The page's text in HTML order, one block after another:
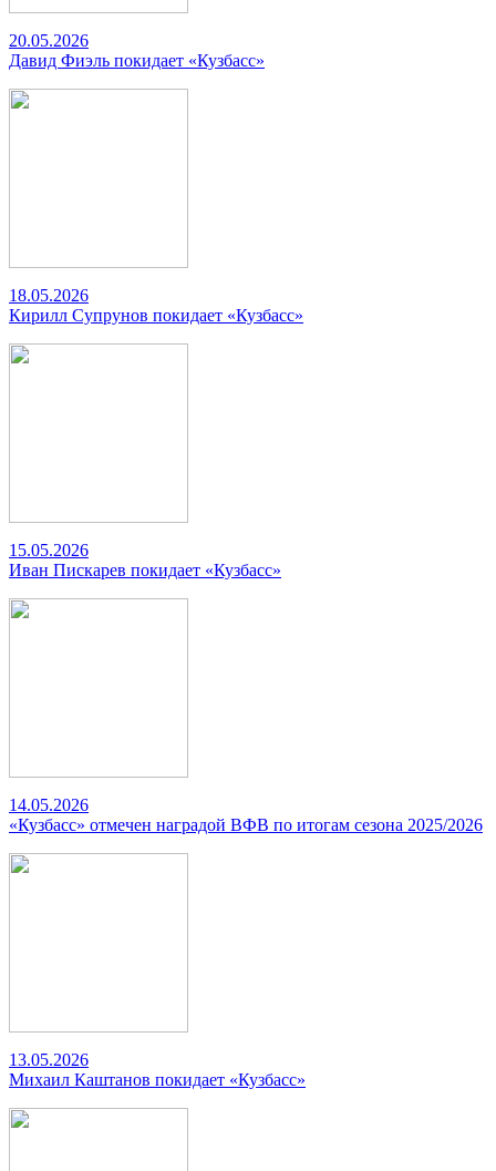
20.05.2026
Давид Фиэль покидает «Кузбасс»
18.05.2026
Кирилл Супрунов покидает «Кузбасс»
15.05.2026
Иван Пискарев покидает «Кузбасс»
14.05.2026
«Кузбасс» отмечен наградой ВФВ по итогам сезона 2025/2026
13.05.2026
Михаил Каштанов покидает «Кузбасс»